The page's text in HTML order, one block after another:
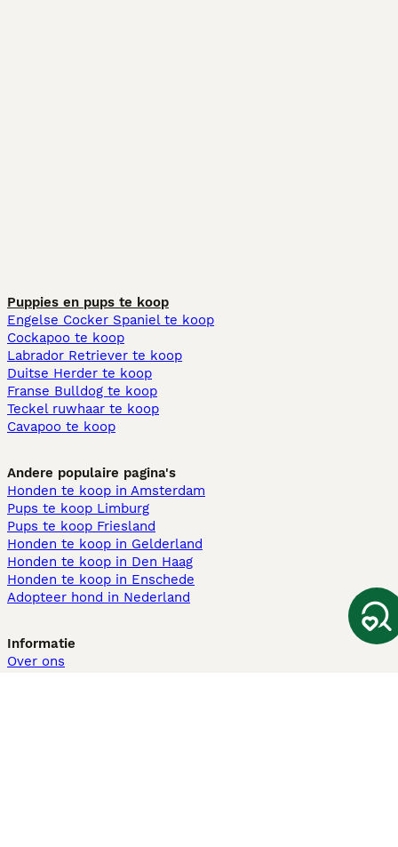
Puppies en pups te koop
Engelse Cocker Spaniel te koop
Cockapoo te koop
Labrador Retriever te koop
Duitse Herder te koop
Franse Bulldog te koop
Teckel ruwhaar te koop
Cavapoo te koop
Andere populaire pagina's
Honden te koop in Amsterdam
Pups te koop Limburg​
Pups te koop Friesland​
Honden te koop in Gelderland
Honden te koop in Den Haag
Honden te koop in Enschede
Adopteer hond in Nederland
Informatie
Over ons